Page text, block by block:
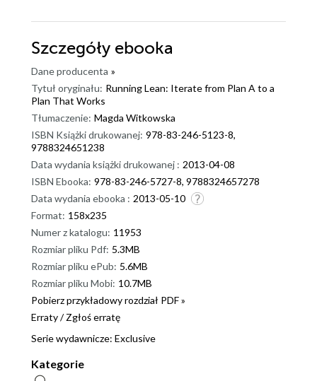
Szczegóły ebooka
Dane producenta »
Tytuł oryginału: Running Lean: Iterate from Plan A to a
Plan That Works
Tłumaczenie: Magda Witkowska
ISBN Książki drukowanej: 978-83-246-5123-8,
9788324651238
Data wydania książki drukowanej : 2013-04-08
ISBN Ebooka: 978-83-246-5727-8, 9788324657278
Data wydania ebooka : 2013-05-10
Format: 158x235
Numer z katalogu: 11953
Rozmiar pliku Pdf: 5.3MB
Rozmiar pliku ePub: 5.6MB
Rozmiar pliku Mobi: 10.7MB
Pobierz przykładowy rozdział PDF »
Erraty/Zgłoś erratę
Serie wydawnicze: Exclusive
Kategorie